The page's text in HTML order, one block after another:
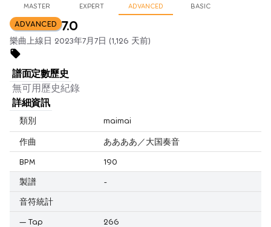
MASTER EXPERT ADVANCED BASIC
ADVANCED 7.0
樂曲上線日 2023年7月7日 (1,126 天前)
譜面定數歷史
無可用歷史紀錄
詳細資訊
類別 maimai
作曲
ああああ／大国奏音
BPM
190
製譜
-
音符統計
— Tap
266